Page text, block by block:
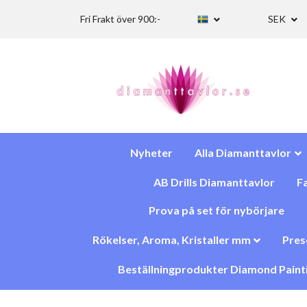
Fri Frakt över 900:- SEK
Nyheter Alla Diamanttavlor
AB Drills Diamanttavlor
Prova på set för nybörjare
Rökelser, Aroma, Kristaller mm
Beställningprodukter Diamond